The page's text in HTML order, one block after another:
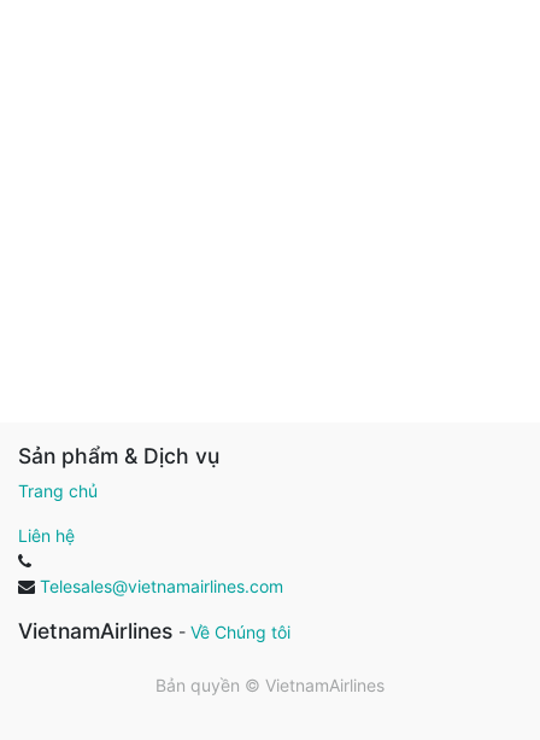
Sản phẩm & Dịch vụ
Trang chủ
Liên hệ
Telesales@vietnamairlines.com
VietnamAirlines - Về Chúng tôi
Bản quyền © VietnamAirlines